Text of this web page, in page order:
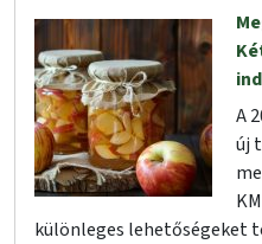
A
új
különleges lehetőségeket